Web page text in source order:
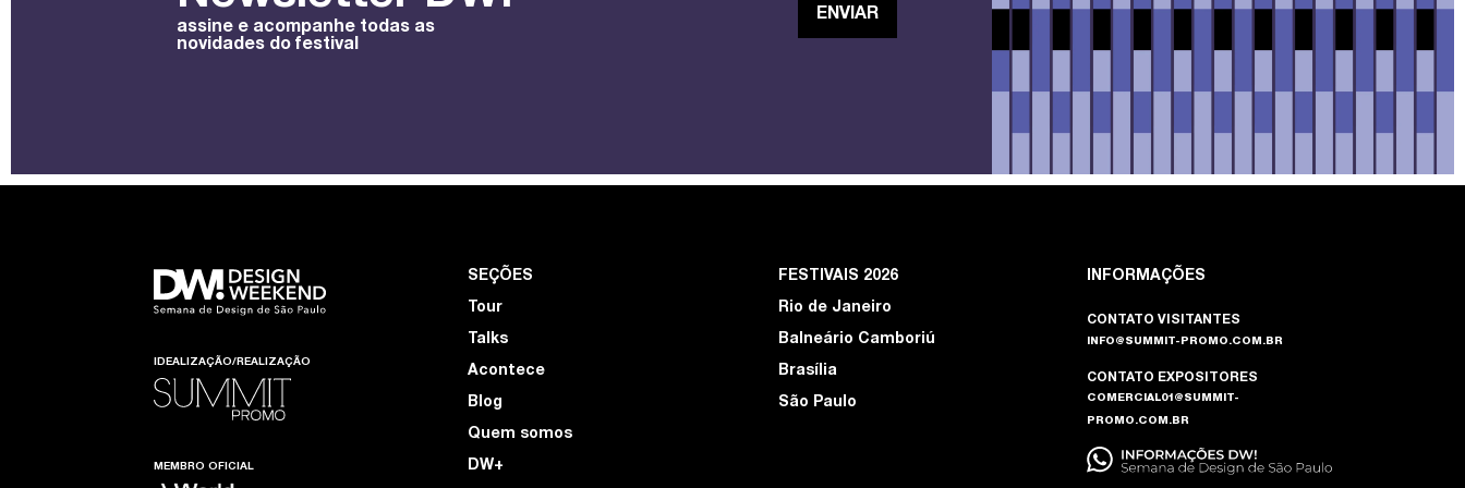
assine e acompanhe todas as
novidades do festival
IDEALIZAÇÃO/REALIZAÇÃO
MEMBRO OFICIAL
SEÇÕES
Tour
Talks
Acontece
Blog
Quem somos
DW+
FESTIVAIS 2026
Rio de Janeiro
Balneário Camboriú
Brasília
São Paulo
INFORMAÇÕES
CONTATO VISITANTES
INFO@SUMMIT-PROMO.COM.BR
CONTATO EXPOSITORES
COMERCIAL01@SUMMIT-
PROMO.COM.BR